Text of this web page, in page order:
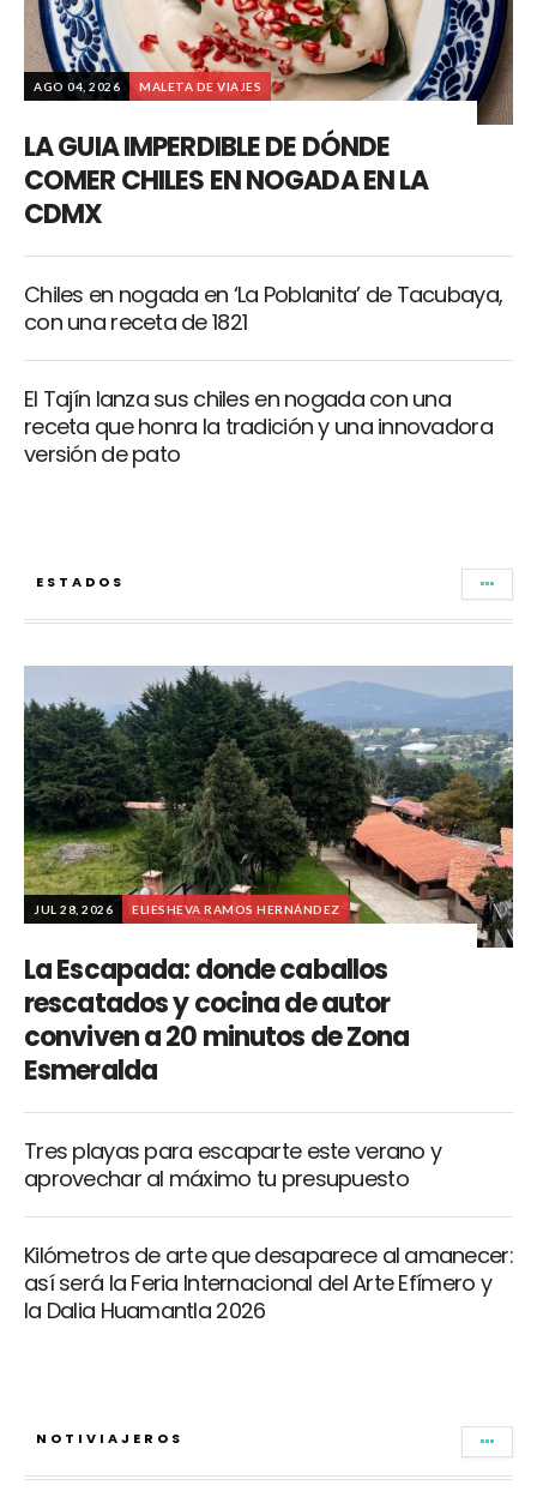
AGO 04, 2026 MALETA DE VIAJES
LA GUIA IMPERDIBLE DE DÓNDE
COMER CHILES EN NOGADA EN LA
CDMX
Chiles en nogada en ‘La Poblanita’ de Tacubaya,
con una receta de 1821
El Tajín lanza sus chiles en nogada con una
receta que honra la tradición y una innovadora
versión de pato
ESTADOS
JUL 28, 2026 ELIESHEVA RAMOS HERNÁNDEZ
La Escapada: donde caballos
rescatados y cocina de autor
conviven a 20 minutos de Zona
Esmeralda
Tres playas para escaparte este verano y
aprovechar al máximo tu presupuesto
Kilómetros de arte que desaparece al amanecer:
así será la Feria Internacional del Arte Efímero y
la Dalia Huamantla 2026
NOTIVIAJEROS